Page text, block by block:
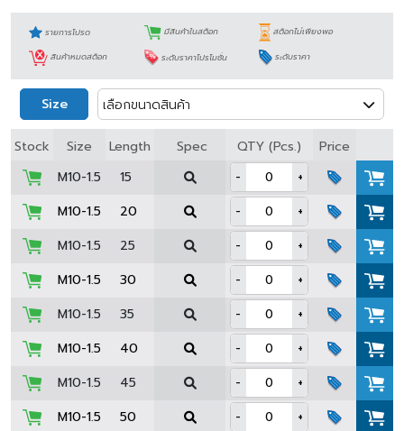
รายการโปรด มีสินค้าในสต็อก
สต็อกไม่เพียงพอ
สินค้าหมดสต็อก
ระดับราคาโปรโมชั่น ระดับราคา
Size เลือกขนาดสินค้า
Stock Size Length Spec QTY (Pcs.)
Price
M10-1.5
15 -
+
M10-1.5
20 -
+
M10-1.5
25 -
+
M10-1.5
30 -
+
M10-1.5
35 -
+
M10-1.5
40 -
+
M10-1.5
45 -
+
M10-1.5
50 - +